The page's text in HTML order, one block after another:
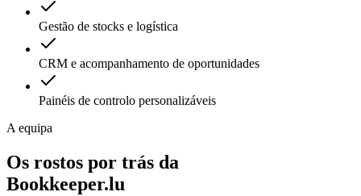
Gestão de stocks e logística
CRM e acompanhamento de oportunidades
Painéis de controlo personalizáveis
A equipa
Os rostos por trás da
Bookkeeper.lu